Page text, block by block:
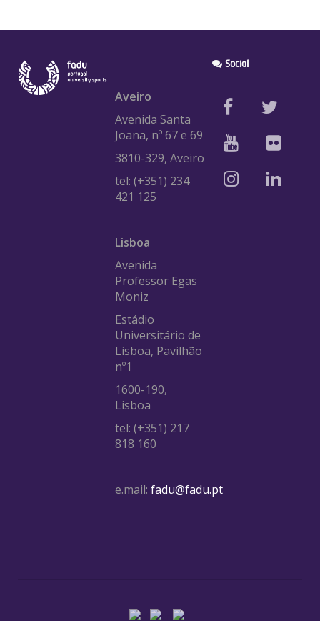
Aveiro
Avenida Santa
Joana, nº 67 e 69
3810-329, Aveiro
tel: (+351) 234
421 125
Lisboa
Avenida
Professor Egas
Moniz
Estádio
Universitário de
Lisboa, Pavilhão
nº1
1600-190,
Lisboa
tel: (+351) 217
818 160
e.mail: fadu@fadu.pt
Social